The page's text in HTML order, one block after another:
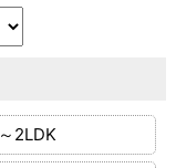
2LDK